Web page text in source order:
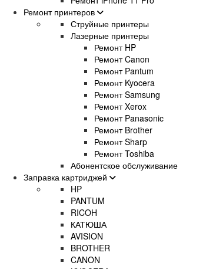
Ремонт принтеров
Струйные принтеры
Лазерные принтеры
Ремонт HP
Ремонт Canon
Ремонт Pantum
Ремонт Kyocera
Ремонт Samsung
Ремонт Xerox
Ремонт Panasonic
Ремонт Brother
Ремонт Sharp
Ремонт Toshiba
Абонентское обслуживание
Заправка картриджей
HP
PANTUM
RICOH
КАТЮША
AVISION
BROTHER
CANON